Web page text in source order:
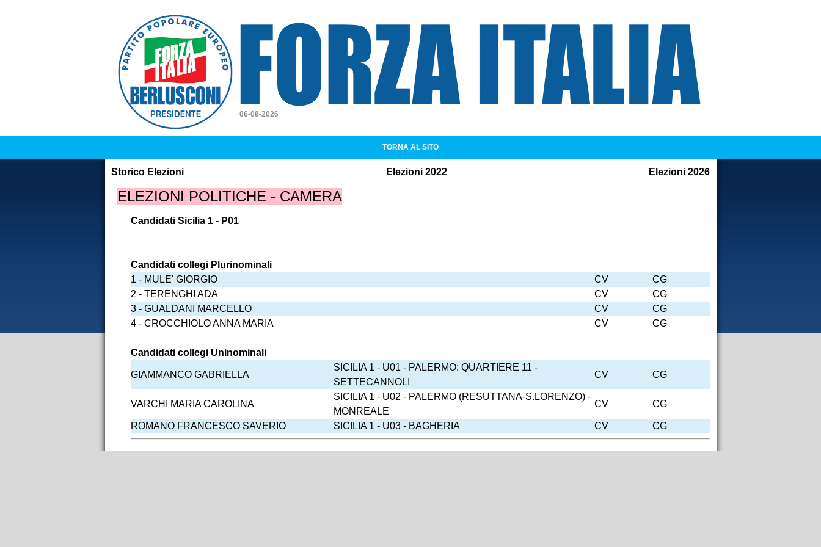
Forza Italia
06-08-2026
TORNA AL SITO
Storico Elezioni Elezioni 2026
Elezioni 2022
ELEZIONI POLITICHE - CAMERA
Candidati Sicilia 1 - P01
Candidati collegi Plurinominali
1 - MULE' GIORGIO
CV
CG
2 - TERENGHI ADA
CV
CG
3 - GUALDANI MARCELLO
CV
CG
4 - CROCCHIOLO ANNA MARIA
CV CG
Candidati collegi Uninominali
GIAMMANCO GABRIELLA
SICILIA 1 - U01 - PALERMO: QUARTIERE 11 -
SETTECANNOLI
CV CG
VARCHI MARIA CAROLINA
SICILIA 1 - U02 - PALERMO (RESUTTANA-S.LORENZO) -
MONREALE
CV CG
ROMANO FRANCESCO SAVERIO SICILIA 1 - U03 - BAGHERIA CV CG